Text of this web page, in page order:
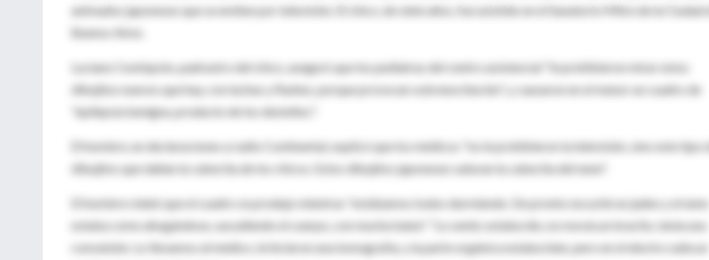
animados japoneses que se emiten por televisión. El chico, de siete años, fue asistido en el Sanatorio Mitre de la Ciudad
Buenos Aires.
Luciano Ceotópolo, padrastro del chico, aseguró que los pediatras del centro asistencial "le prohibieron mirar estos
dibujitos nuevos que hay, con luchas y flashes, porque provocan sobreexcitación", y causaron en el menor un cuadro de
"epilepsia benigna, producto de los destellos".
El hombre, en declaraciones a radio Continental, explicó que los médicos "no le prohibieron la televisión, sino este tipo
dibujitos que dañan la cabecita de los chicos. Estos dibujitos japoneses saturan la cabecita del nene".
El hombre relató que el cuadro se produjo mientras "estábamos todos durmiendo. De pronto escuché un jadeo y el nene
estaba como ahogándose, sacudiendo el cuerpo, con mucha baba". "Lo senté, estaba ido, no movía un bracito, tenía una
convulsión. Lo llevamos al médico, le hicieron una tomografía, y la parte orgánica estaba bien, pero en el electro salía un